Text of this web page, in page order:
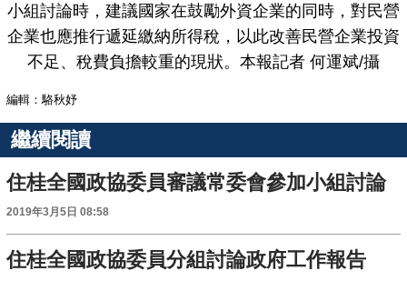
小組討論時，建議國家在鼓勵外資企業的同時，對民營
企業也應推行遞延繳納所得稅，以此改善民營企業投資
不足、稅費負擔較重的現狀。本報記者 何運斌/攝
編輯：駱秋妤
繼續閱讀
住桂全國政協委員審議常委會參加小組討論
2019年3月5日 08:58
住桂全國政協委員分組討論政府工作報告